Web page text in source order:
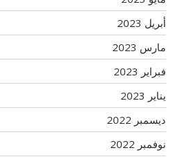
أبريل 2023
مارس 2023
فبراير 2023
يناير 2023
ديسمبر 2022
نوفمبر 2022